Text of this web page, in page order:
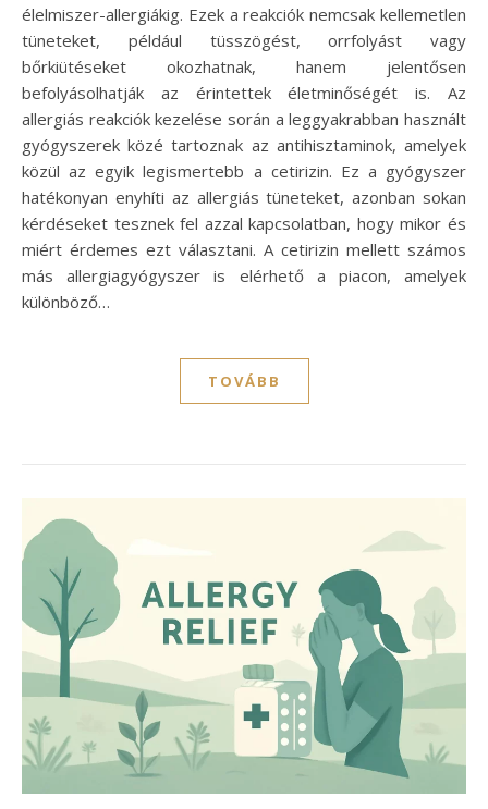
élelmiszer-allergiákig. Ezek a reakciók nemcsak kellemetlen
tüneteket, például tüsszögést, orrfolyást vagy
bőrkiütéseket okozhatnak, hanem jelentősen
befolyásolhatják az érintettek életminőségét is. Az
allergiás reakciók kezelése során a leggyakrabban használt
gyógyszerek közé tartoznak az antihisztaminok, amelyek
közül az egyik legismertebb a cetirizin. Ez a gyógyszer
hatékonyan enyhíti az allergiás tüneteket, azonban sokan
kérdéseket tesznek fel azzal kapcsolatban, hogy mikor és
miért érdemes ezt választani. A cetirizin mellett számos
más allergiagyógyszer is elérhető a piacon, amelyek
különböző…
TOVÁBB